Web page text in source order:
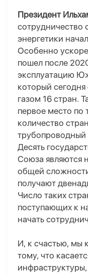
Президент
сотрудничество
энергетики
Особенно
пошел после
эксплуатацию
который
газом 16 стран.
первое место по
количество
трубопроводный
Десять
Союза являются
общей
получают
Число таких
поступающих к
начать
И, к счастью, мы
тому, что